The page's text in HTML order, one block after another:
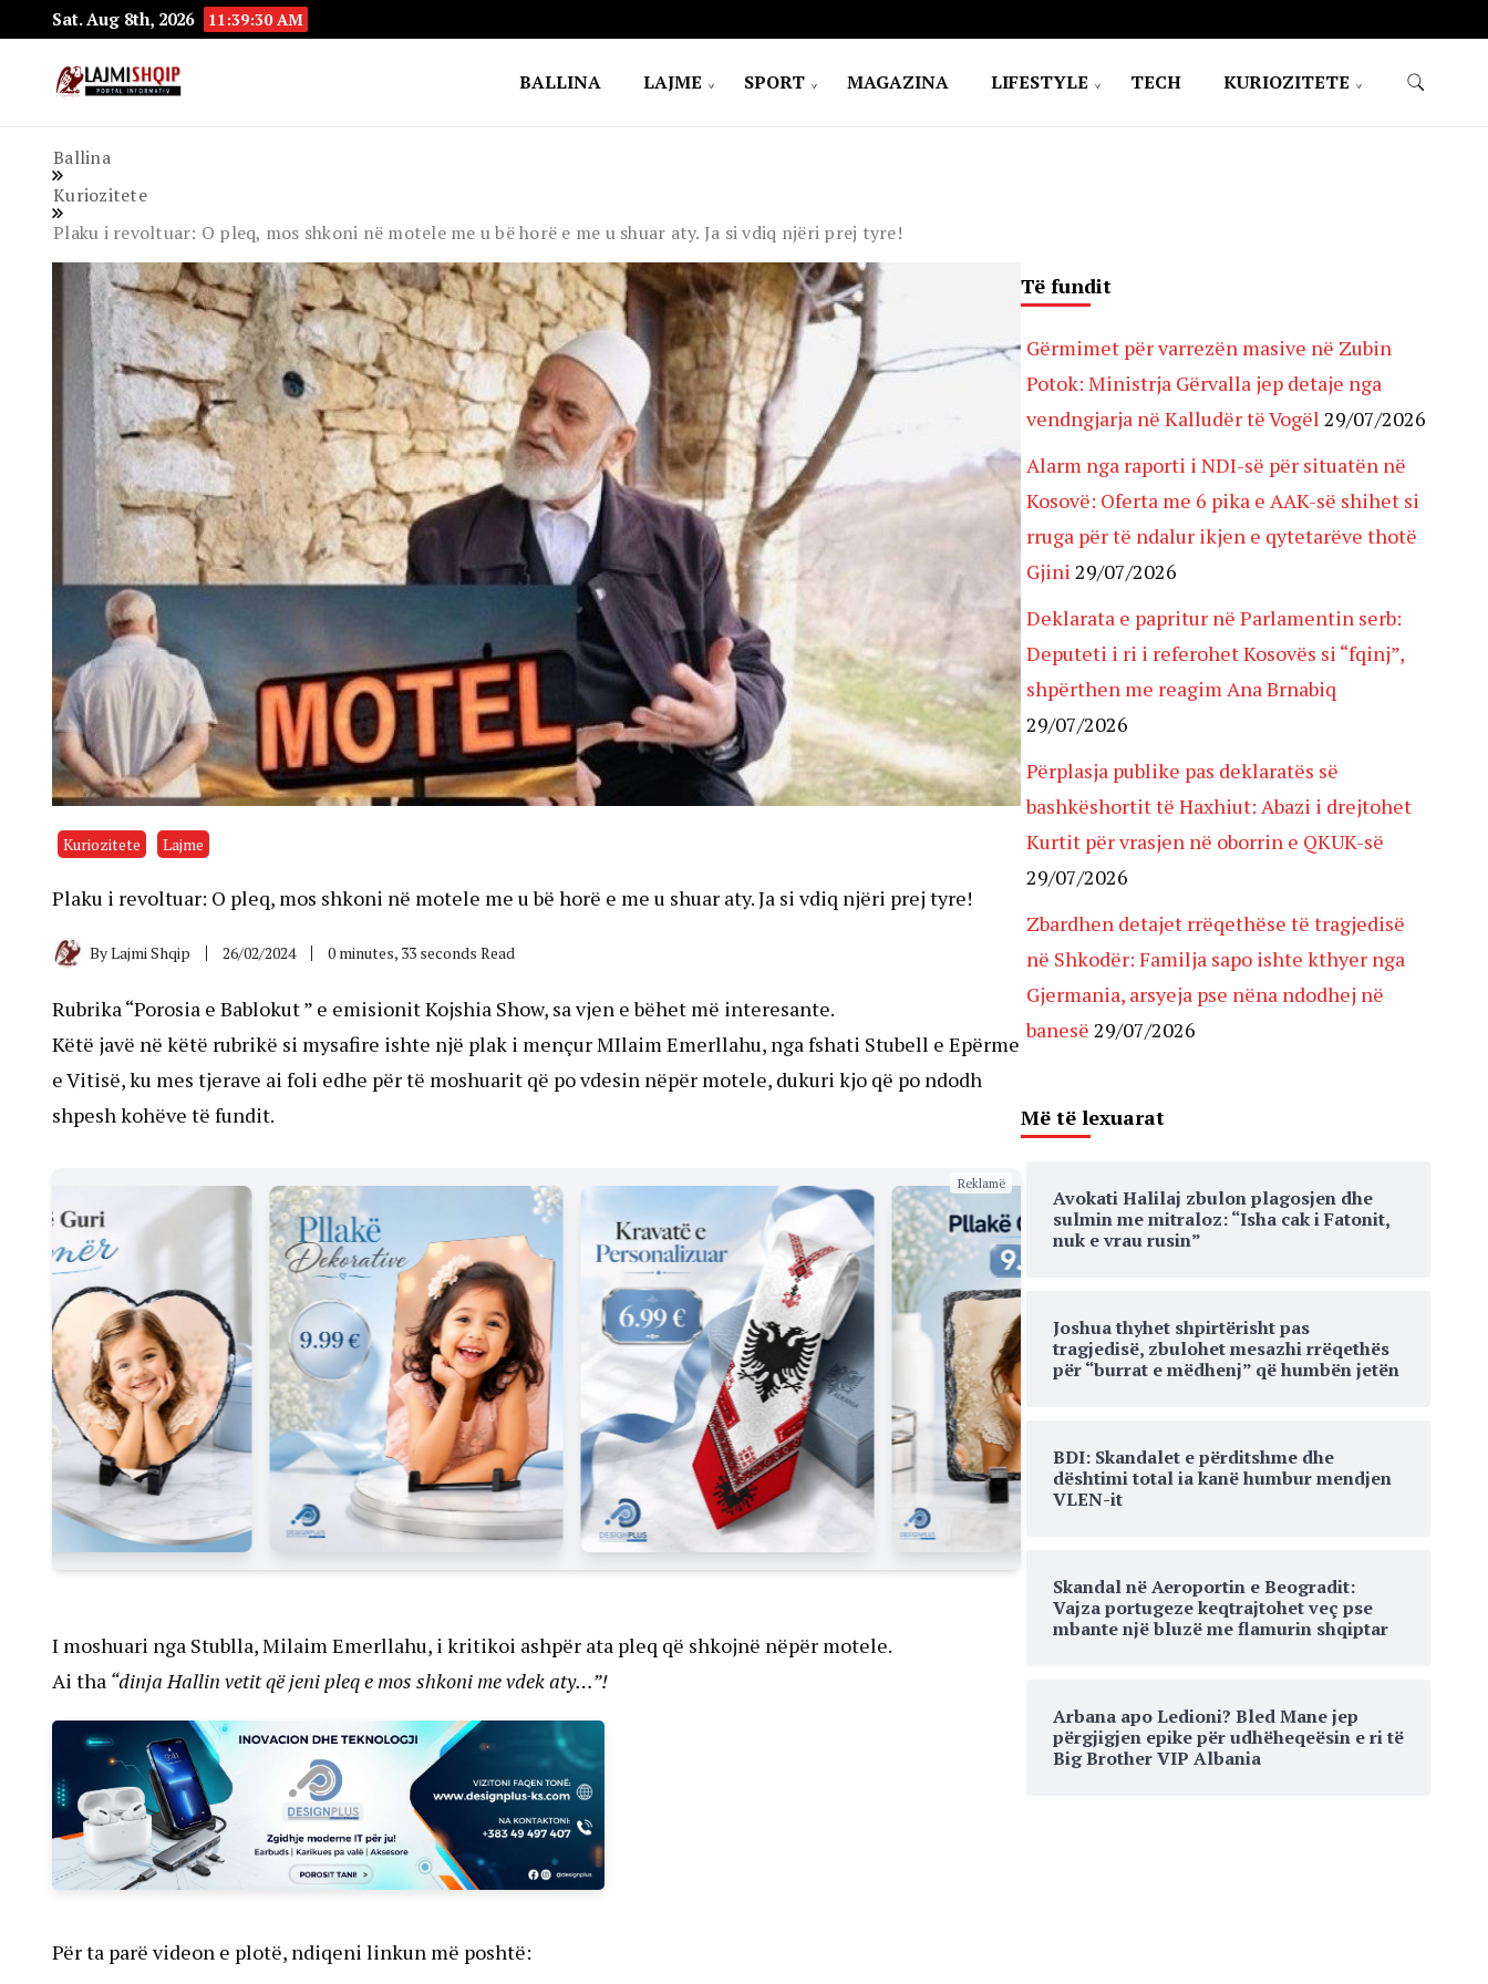
Sat. Aug 8th, 2026 11:39:31 AM
BALLINA LAJME SPORT MAGAZINA LIFESTYLE TECH KURIOZITETE
Ballina
Kuriozitete
Plaku i revoltuar: O pleq, mos shkoni në motele me u bë horë e me u shuar aty. Ja si vdiq njëri prej tyre!
Kuriozitete Lajme
Plaku i revoltuar: O pleq, mos shkoni në motele me u bë horë e me u shuar aty. Ja si vdiq njëri prej tyre!
ByLajmi Shqip 26/02/2024 0 minutes, 33 seconds Read
Rubrika “Porosia e Bablokut ” e emisionit Kojshia Show, sa vjen e bëhet më interesante.
Këtë javë në këtë rubrikë si mysafire ishte një plak i mençur MIlaim Emerllahu, nga fshati Stubell e Epërme
e Vitisë, ku mes tjerave ai foli edhe për të moshuarit që po vdesin nëpër motele, dukuri kjo që po ndodh
shpesh kohëve të fundit.
Reklamë
I moshuari nga Stublla, Milaim Emerllahu, i kritikoi ashpër ata pleq që shkojnë nëpër motele.
Ai tha “dinja Hallin vetit që jeni pleq e mos shkoni me vdek aty…”!
Për ta parë videon e plotë, ndiqeni linkun më poshtë:
Të fundit
Gërmimet për varrezën masive në Zubin
Potok: Ministrja Gërvalla jep detaje nga
vendngjarja në Kalludër të Vogël 29/07/2026
Alarm nga raporti i NDI-së për situatën në
Kosovë: Oferta me 6 pika e AAK-së shihet si
rruga për të ndalur ikjen e qytetarëve thotë
Gjini 29/07/2026
Deklarata e papritur në Parlamentin serb:
Deputeti i ri i referohet Kosovës si “fqinj”,
shpërthen me reagim Ana Brnabiq
29/07/2026
Përplasja publike pas deklaratës së
bashkëshortit të Haxhiut: Abazi i drejtohet
Kurtit për vrasjen në oborrin e QKUK-së
29/07/2026
Zbardhen detajet rrëqethëse të tragjedisë
në Shkodër: Familja sapo ishte kthyer nga
Gjermania, arsyeja pse nëna ndodhej në
banesë 29/07/2026
Më të lexuarat
Avokati Halilaj zbulon plagosjen dhe
sulmin me mitraloz: “Isha cak i Fatonit,
nuk e vrau rusin”
Joshua thyhet shpirtërisht pas
tragjedisë, zbulohet mesazhi rrëqethës
për “burrat e mëdhenj” që humbën jetën
BDI: Skandalet e përditshme dhe
dështimi total ia kanë humbur mendjen
VLEN-it
Skandal në Aeroportin e Beogradit:
Vajza portugeze keqtrajtohet veç pse
mbante një bluzë me flamurin shqiptar
Arbana apo Ledioni? Bled Mane jep
përgjigjen epike për udhëheqeësin e ri të
Big Brother VIP Albania